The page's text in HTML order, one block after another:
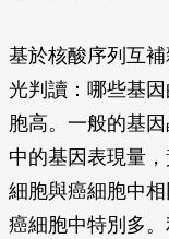
基於核酸序列互
光判讀：哪些基
胞高。一般的基
中的基因表現量
細胞與癌細胞中
癌細胞中特別多